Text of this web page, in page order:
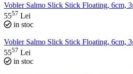
Vobler Salmo Slick Stick Floating, 6cm,
5557 Lei
in stoc
Vobler Salmo Slick Stick Floating, 6cm,
5557 Lei
in stoc